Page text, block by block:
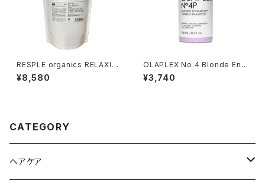
RESPLE organics RELAXIN
G SHAMPOO 800ml 詰替え
¥8,580
OLAPLEX No.4 Blonde Enh
ancer Toning Shampoo 25
0ml
¥3,740
CATEGORY
ヘアケア